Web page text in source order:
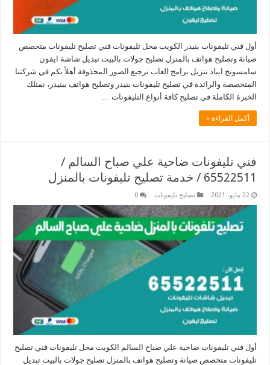
أول فني تليفونات بنيدر الكويت محل تليفونات فني تصليح تليفونات متخصص
صيانة وتصليح هواتف بالمنزل تصليح جولات بالبيت تبديل شاشة ايفون
سامسونج ايباد تنزيل برامج العاب ترجيع الصور المحذوفة أهلاً بكم في شركتنا
المتخصصة والرائدة في تصليح تليفونات بنيدر وتصليح هواتف ببنيدر، نمتلك
الخبرة الكاملة في تصليح كافة أنواع التليفونات …
أكمل القراءة »
فني تليفونات ضاحية علي صباح السالم /
65522511 / خدمة تصليح تليفونات بالمنزل
22 مايو، 2021 تصليح تليفونات 0
أول فني تليفونات ضاحية علي صباح السالم الكويت محل تليفونات فني تصليح
تليفونات متخصص صيانة وتصليح هواتف بالمنزل تصليح جولات بالبيت تبديل